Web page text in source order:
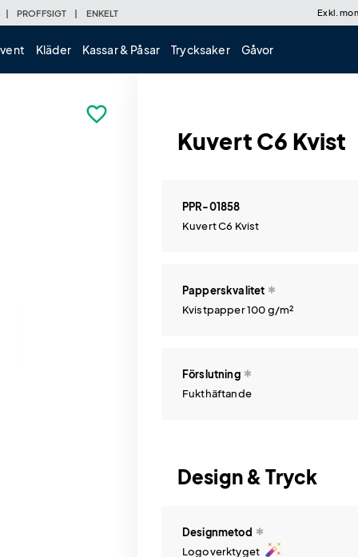
| PROFFSIGT | ENKELT Exkl.
Kläder Kassar & Påsar Trycksaker Gåvor
favorite_border
Kuvert C6 Kvist
PPR-01858
Kuvert C6 Kvist
Papperskvalitet
Kvistpapper 100 g/m²
Förslutning
Fukthäftande
Design & Tryck
Designmetod
Logoverktyget auto_fix_high